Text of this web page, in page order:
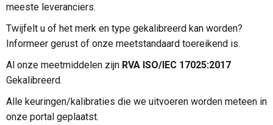
meeste leveranciers.
Twijfelt u of het merk en type gekalibreerd kan worden?
Informeer gerust of onze meetstandaard toereikend is.
Al onze meetmiddelen zijn RVA ISO/IEC 17025:2017
Gekalibreerd.
Alle keuringen/kalibraties die we uitvoeren worden meteen in
onze portal geplaatst.